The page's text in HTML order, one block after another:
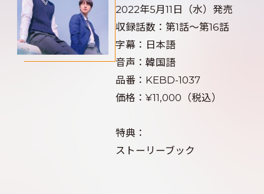
2022年5月11日（水）発売
収録話数：第1話～第16話
字幕：日本語
音声：韓国語
品番：KEBD-1037
価格：¥11,000（税込）
特典：
ストーリーブック